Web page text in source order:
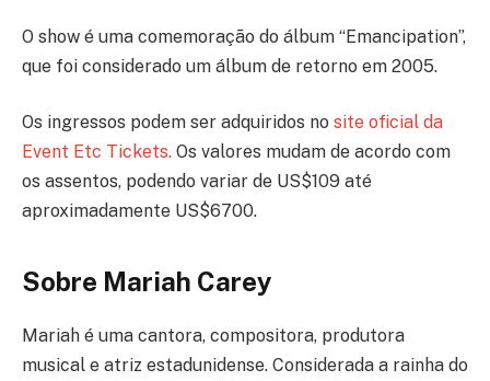
O show é uma comemoração do álbum “Emancipation”,
que foi considerado um álbum de retorno em 2005.
Os ingressos podem ser adquiridos no site oficial da
Event Etc Tickets. Os valores mudam de acordo com
os assentos, podendo variar de US$109 até
aproximadamente US$6700.
Sobre Mariah Carey
Mariah é uma cantora, compositora, produtora
musical e atriz estadunidense. Considerada a rainha do